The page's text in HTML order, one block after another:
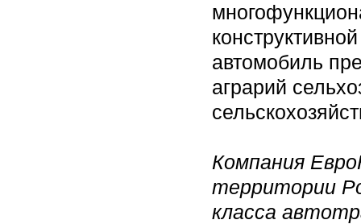
автомобиль
аграрий
Компания
территории
класса